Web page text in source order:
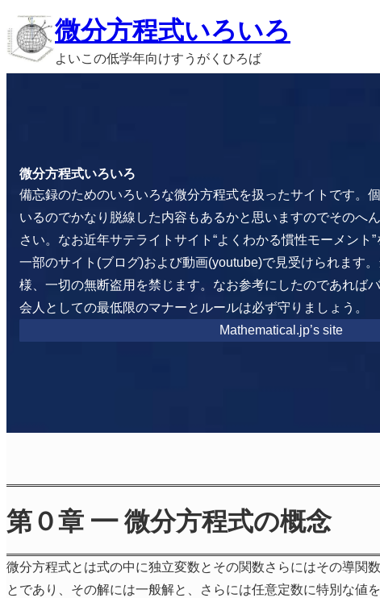
内
容
を
微分方程式いろいろ
よいこの低学年向けすうがくひろば
微分方程式いろいろ
備忘録のためのいろいろな微分方程式を扱ったサイトです。
いるのでかなり脱線した内容もあるかと思いますのでそのへ
さい。なお近年サテライトサイト“よくわかる慣性モーメント
一部のサイト(ブログ)および動画(youtube)で見受けられます
様、一切の無断盗用を禁じます。なお参考にしたのであれば
会人としての最低限のマナーとルールは必ず守りましょう。
Mathematical.jp’s site
第０章 ━ 微分方程式の概念
微分方程式とは式の中に独立変数とその関数さらにはその導関
とであり、その解には一般解と、さらには任意定数に特別な値